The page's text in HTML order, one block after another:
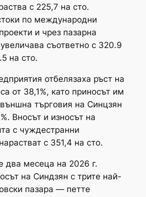
с 225,7 на сто.
по международни
и чрез пазарна
съответно с 320.9
на сто.
отбелязаха ръст на
от 38,1%, като приносът им
търговия на Синцзян
Вносът и износът на
с чуждестранни
с 351,4 на сто.
два месеца на 2026 г.
на Синдзян с трите най-
пазара — петте